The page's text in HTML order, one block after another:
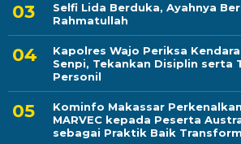
Selfi Lida Berduka, Ayahnya
Rahmatullah
Kapolres Wajo Periksa
Senpi, Tekankan Disiplin serta
Personil
Kominfo Makassar
MARVEC kepada Peserta
sebagai Praktik Baik